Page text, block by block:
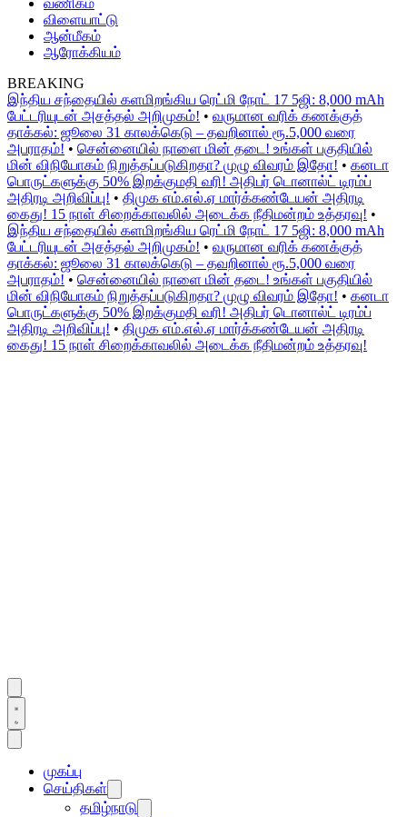
வணிகம்
விளையாட்டு
ஆன்மீகம்
ஆரோக்கியம்
BREAKING
இந்திய சந்தையில் களமிறங்கிய ரெட்மி நோட் 17 5ஜி: 8,000 mAh
பேட்டரியுடன் அசத்தல் அறிமுகம்! • வருமான வரிக் கணக்குத்
தாக்கல்: ஜூலை 31 காலக்கெடு – தவறினால் ரூ.5,000 வரை
அபராதம்! • சென்னையில் நாளை மின் தடை! உங்கள் பகுதியில்
மின் விநியோகம் நிறுத்தப்படுகிறதா? முழு விவரம் இதோ! • கனடா
பொருட்களுக்கு 50% இறக்குமதி வரி! அதிபர் டொனால்ட் டிரம்ப்
அதிரடி அறிவிப்பு! • திமுக எம்.எல்.ஏ மார்க்கண்டேயன் அதிரடி
கைது! 15 நாள் சிறைக்காவலில் அடைக்க நீதிமன்றம் உத்தரவு! •
இந்திய சந்தையில் களமிறங்கிய ரெட்மி நோட் 17 5ஜி: 8,000 mAh
பேட்டரியுடன் அசத்தல் அறிமுகம்! • வருமான வரிக் கணக்குத்
தாக்கல்: ஜூலை 31 காலக்கெடு – தவறினால் ரூ.5,000 வரை
அபராதம்! • சென்னையில் நாளை மின் தடை! உங்கள் பகுதியில்
மின் விநியோகம் நிறுத்தப்படுகிறதா? முழு விவரம் இதோ! • கனடா
பொருட்களுக்கு 50% இறக்குமதி வரி! அதிபர் டொனால்ட் டிரம்ப்
அதிரடி அறிவிப்பு! • திமுக எம்.எல்.ஏ மார்க்கண்டேயன் அதிரடி
கைது! 15 நாள் சிறைக்காவலில் அடைக்க நீதிமன்றம் உத்தரவு!
முகப்பு
செய்திகள்
தமிழ்நாடு